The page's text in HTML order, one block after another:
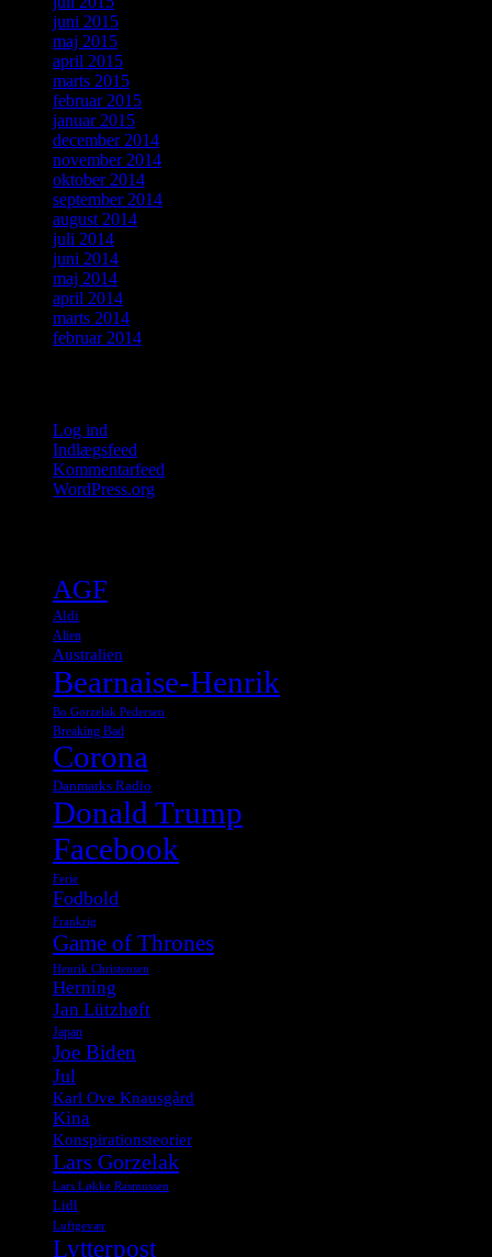
juni 2015
maj 2015
april 2015
marts 2015
februar 2015
januar 2015
december 2014
november 2014
oktober 2014
september 2014
august 2014
juli 2014
juni 2014
maj 2014
april 2014
marts 2014
februar 2014
Log ind
Indlægsfeed
Kommentarfeed
WordPress.org
AGF
Aldi
Alien
Australien
Bearnaise-Henrik
Bo Gorzelak Pedersen
Breaking Bad
Corona
Danmarks Radio
Donald Trump
Facebook
Ferie
Fodbold
Frankrig
Game of Thrones
Henrik Christensen
Herning
Jan Lützhøft
Japan
Joe Biden
Jul
Karl Ove Knausgård
Kina
Konspirationsteorier
Lars Gorzelak
Lars Løkke Rasmussen
Lidl
Luftgevær
Lytterpost